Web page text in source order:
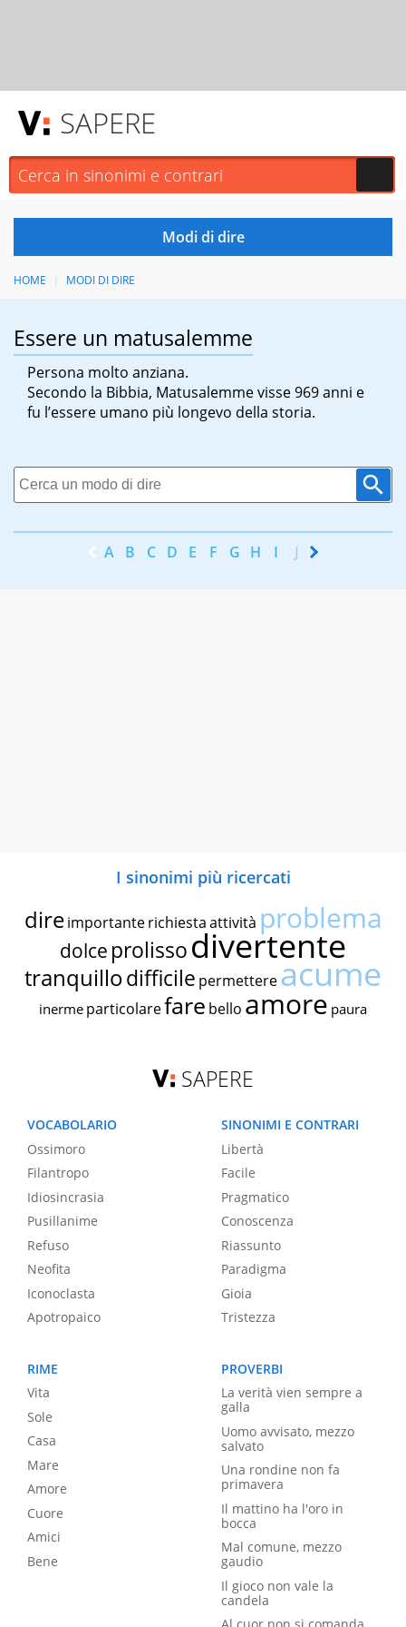
SAPERE
HOME MODI DI DIRE
Essere un matusalemme
Persona molto anziana.
Secondo la Bibbia, Matusalemme visse 969 anni e
fu l’essere umano più longevo della storia.
A B C D E F G H I J K
I sinonimi più ricercati
dire importante richiestaattività problema
dolce prolissodivertente
tranquillodifficile permettereacume
inerme particolarefare bello amore paura
SAPERE
VOCABOLARIO
Ossimoro
Filantropo
Idiosincrasia
Pusillanime
Refuso
Neofita
Iconoclasta
Apotropaico
SINONIMI E CONTRARI
Libertà
Facile
Pragmatico
Conoscenza
Riassunto
Paradigma
Gioia
Tristezza
RIME
Vita
Sole
Casa
Mare
Amore
Cuore
Amici
Bene
PROVERBI
La verità vien sempre a
galla
Uomo avvisato, mezzo
salvato
Una rondine non fa
primavera
Il mattino ha l'oro in
bocca
Mal comune, mezzo
gaudio
Il gioco non vale la
candela